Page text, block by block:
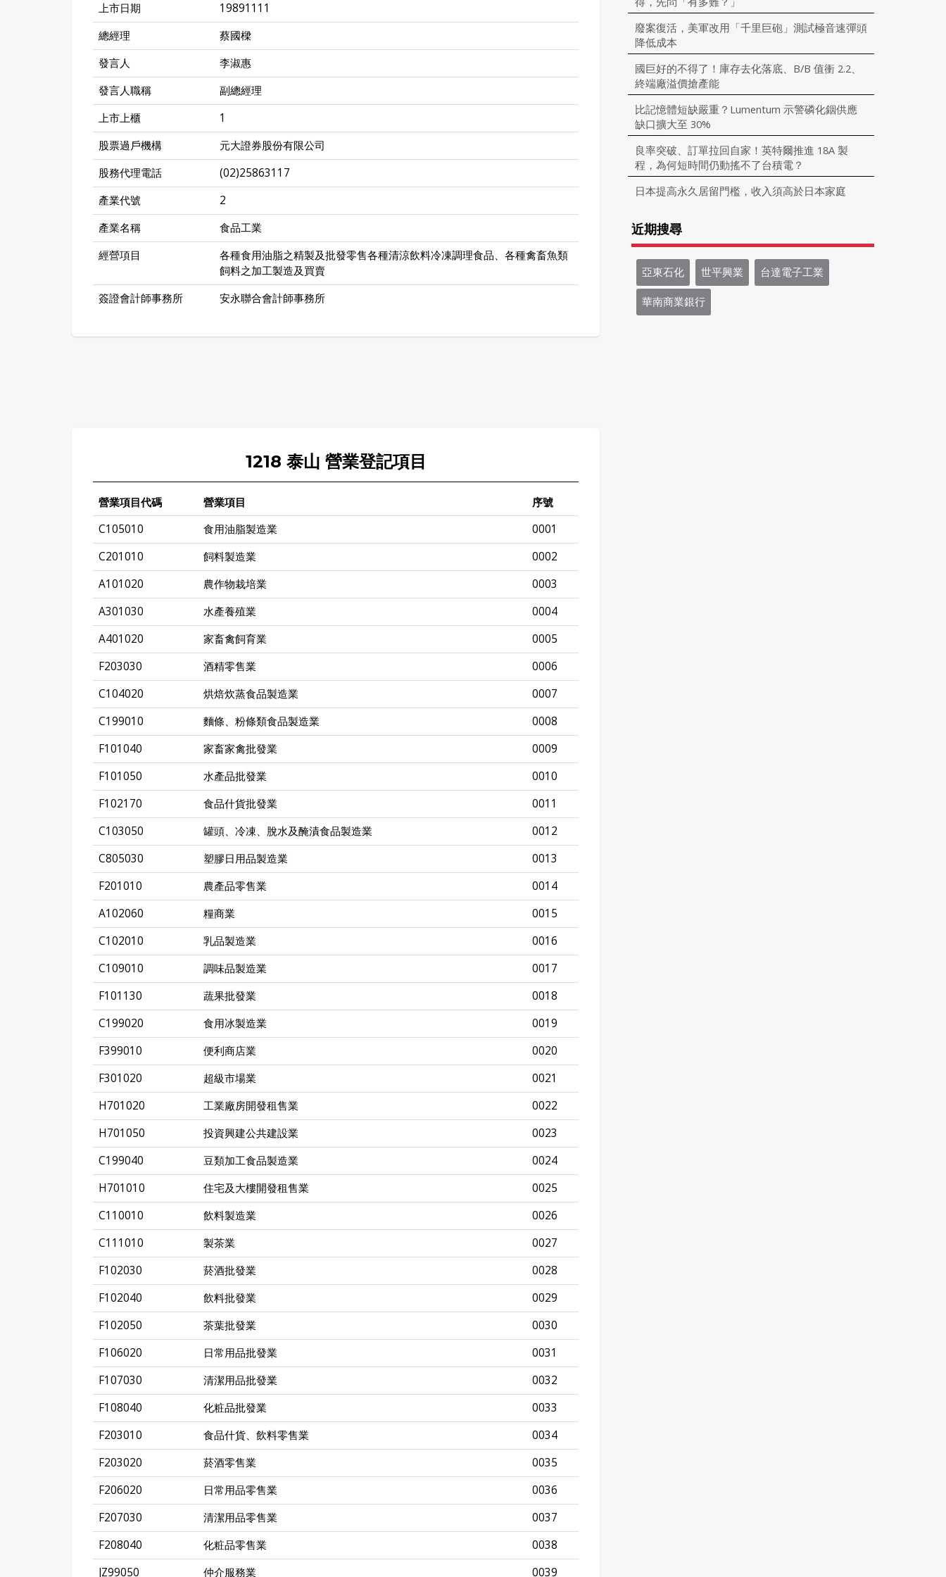
上市日期
19891111
總經理
蔡國樑
發言人
李淑惠
發言人職稱
副總經理
上市上櫃
1
股票過戶機構
元大證券股份有限公司
股務代理電話
(02)25863117
產業代號
2
產業名稱
食品工業
經營項目
各種食用油脂之精製及批發零售各種清涼飲料冷凍調理食品、各種禽畜魚類
飼料之加工製造及買賣
簽證會計師事務所
安永聯合會計師事務所
1218 泰山 營業登記項目
營業項目代碼 營業項目 序號
C105010 食用油脂製造業
0001
C201010
飼料製造業
0002
A101020
農作物栽培業
0003
A301030
水產養殖業
0004
A401020
家畜禽飼育業
0005
F203030
酒精零售業
0006
C104020
烘焙炊蒸食品製造業
0007
C199010
麵條、粉條類食品製造業
0008
F101040
家畜家禽批發業
0009
F101050
水產品批發業
0010
F102170
食品什貨批發業
0011
C103050
罐頭、冷凍、脫水及醃漬食品製造業
0012
C805030
塑膠日用品製造業
0013
F201010
農產品零售業
0014
A102060
糧商業
0015
C102010
乳品製造業
0016
C109010
調味品製造業
0017
F101130
蔬果批發業
0018
C199020
食用冰製造業
0019
F399010
便利商店業
0020
F301020
超級市場業
0021
H701020
工業廠房開發租售業
0022
H701050
投資興建公共建設業
0023
C199040
豆類加工食品製造業
0024
H701010
住宅及大樓開發租售業
0025
C110010
飲料製造業
0026
C111010
製茶業
0027
F102030
菸酒批發業
0028
F102040
飲料批發業
0029
F102050
茶葉批發業
0030
F106020
日常用品批發業
0031
F107030
清潔用品批發業
0032
F108040
化粧品批發業
0033
F203010
食品什貨、飲料零售業
0034
F203020
菸酒零售業
0035
F206020
日常用品零售業
0036
F207030
清潔用品零售業
0037
F208040
化粧品零售業
0038
JZ99050
仲介服務業 0039
廢案復活，美軍改用「千里巨砲」測試極音速彈頭
降低成本
國巨好的不得了！庫存去化落底、B/B 值衝 2.2、
終端廠溢價搶產能
比記憶體短缺嚴重？Lumentum 示警磷化銦供應
缺口擴大至 30%
良率突破、訂單拉回自家！英特爾推進 18A 製
程，為何短時間仍動搖不了台積電？
日本提高永久居留門檻，收入須高於日本家庭
近期搜尋
亞東石化 世平興業 台達電子工業
華南商業銀行